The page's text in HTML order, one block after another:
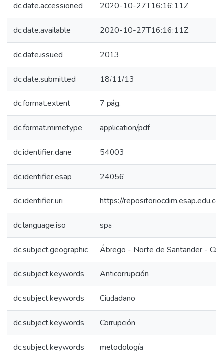
dc.date.accessioned 2020-10-27T16:16:11Z
dc.date.available 2020-10-27T16:16:11Z
dc.date.issued 2013
dc.date.submitted 18/11/13
dc.format.extent 7 pág.
dc.format.mimetype application/pdf
dc.identifier.dane 54003
dc.identifier.esap 24056
dc.identifier.uri https://
dc.language.iso spa
dc.subject.geographic Ábrego - Norte de Santander -
dc.subject.keywords Anticorrupción
dc.subject.keywords Ciudadano
dc.subject.keywords Corrupción
dc.subject.keywords metodología